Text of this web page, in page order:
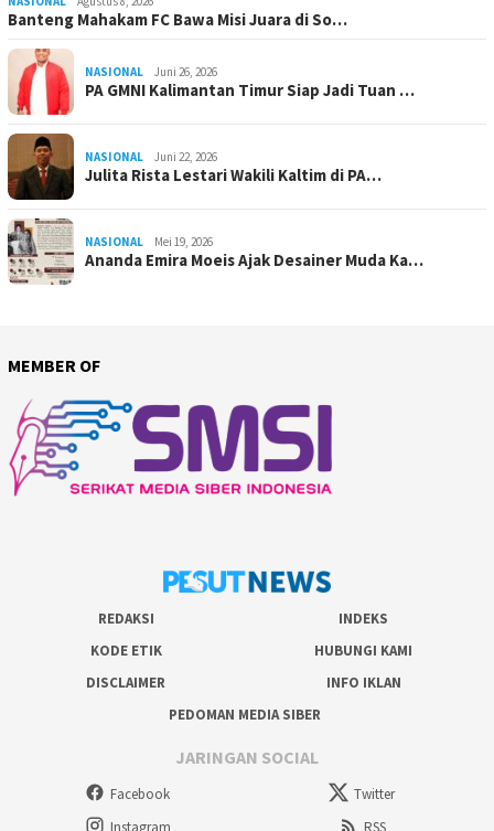
Banteng Mahakam FC Bawa Misi Juara di So…
NASIONAL Juni 26, 2026
PA GMNI Kalimantan Timur Siap Jadi Tuan …
NASIONAL Juni 22, 2026
Julita Rista Lestari Wakili Kaltim di PA…
NASIONAL Mei 19, 2026
Ananda Emira Moeis Ajak Desainer Muda Ka…
MEMBER OF
REDAKSI
INDEKS
KODE ETIK
HUBUNGI KAMI
DISCLAIMER
INFO IKLAN
PEDOMAN MEDIA SIBER
JARINGAN SOCIAL
Facebook
Twitter
Instagram
RSS